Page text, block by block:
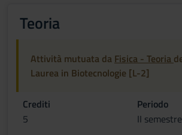
Teoria
Attività mutuata da Fisica - Teoria
Laurea in Biotecnologie [L-2]
Crediti
5
Periodo
II semestre